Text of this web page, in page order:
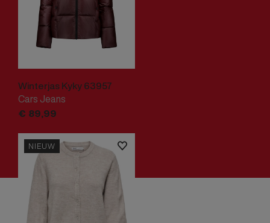
Winterjas Kyky 63957
Cars Jeans
€ 89,99
NIEUW